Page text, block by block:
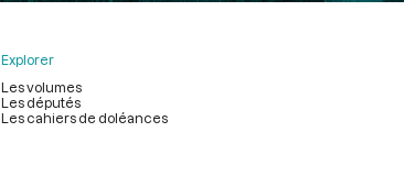
Explorer
Les volumes
Les députés
Les cahiers de doléances